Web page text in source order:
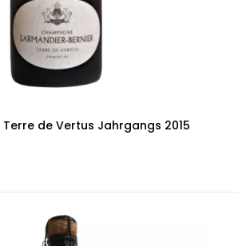
Terre de Vertus Jahrgangs 2015